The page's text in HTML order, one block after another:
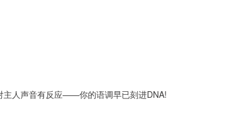
主人声音有反应——你的语调早已刻进DNA!